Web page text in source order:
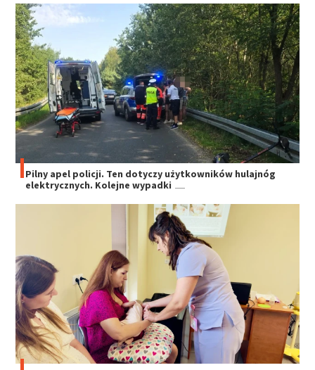
Pilny apel policji. Ten dotyczy użytkowników hulajnóg
elektrycznych. Kolejne wypadki